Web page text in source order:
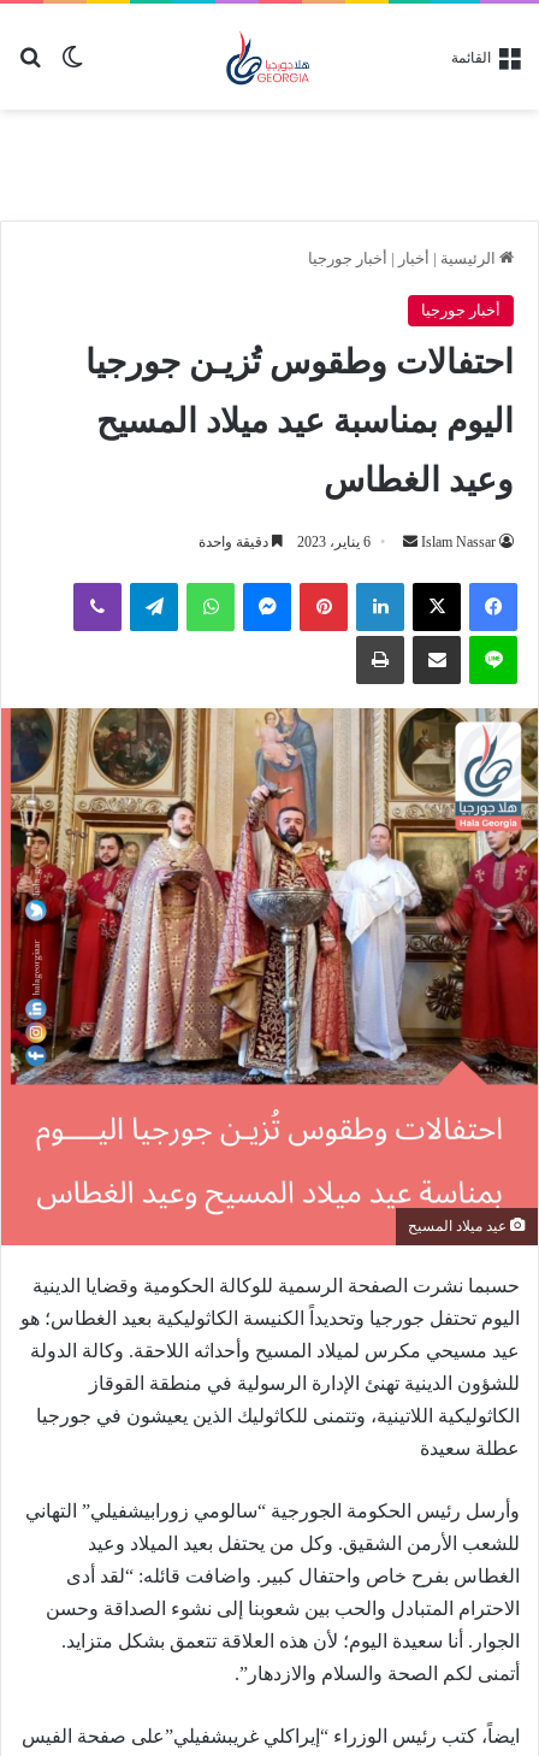
الوضع القائمة
الرئيسية | أخبار | أخبار جورجيا
أخبار جورجيا
احتفالات وطقوس تُزيـن جورجيا
اليوم بمناسبة عيد ميلاد المسيح
وعيد الغطاس
Islam Nassar
أرسل
إلكترونيا
6 يناير، 2023 دقيقة واحدة
لينكدإن بينتيريستماسنجر واتساب تيلقرام ڤايبر
لاين مشاركة عبر البريد طباعة
عيد ميلاد المسيح
حسبما نشرت الصفحة الرسمية للوكالة الحكومية وقضايا الدينية
اليوم تحتفل جورجيا وتحديداً الكنيسة الكاثوليكية بعيد الغطاس؛ هو
عيد مسيحي مكرس لميلاد المسيح وأحداثه اللاحقة. وكالة الدولة
للشؤون الدينية تهنئ الإدارة الرسولية في منطقة القوقاز
الكاثوليكية اللاتينية، وتتمنى للكاثوليك الذين يعيشون في جورجيا
عطلة سعيدة
وأرسل رئيس الحكومة الجورجية “سالومي زورابيشفيلي” التهاني
للشعب الأرمن الشقيق. وكل من يحتفل بعيد الميلاد وعيد
الغطاس بفرح خاص واحتفال كبير. واضافت قائله: “لقد أدى
الاحترام المتبادل والحب بين شعوبنا إلى نشوء الصداقة وحسن
الجوار. أنا سعيدة اليوم؛ لأن هذه العلاقة تتعمق بشكل متزايد.
أتمنى لكم الصحة والسلام والازدهار”.
ايضاً، كتب رئيس الوزراء “إيراكلي غريبشفيلي”على صفحة الفيس